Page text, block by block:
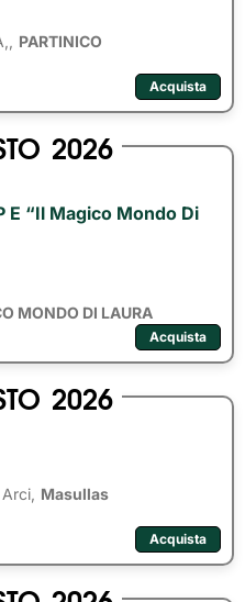
PARTINICO
Acquista
2026
E “Il Magico Mondo Di
MONDO DI LAURA
Acquista
2026
Masullas
Acquista